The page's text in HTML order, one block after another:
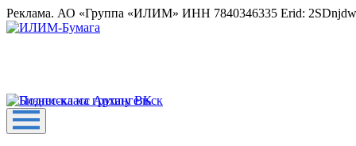
Реклама. АО «Группа «ИЛИМ» ИНН 7840346335 Erid: